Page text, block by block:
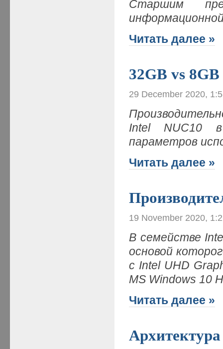
Старшим
Читать далее »
32GB vs
29 December 2020,
Intel NUC10
параметров
Читать далее »
19 November 2020,
В семействе
основой
с Intel UHD
MS Windows 10
Читать далее »